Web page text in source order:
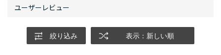
絞り込み 表示：新しい順
濡れた時の保温性はネオプレーンに劣るものの、抜群の
耐久性がありフリクションの感覚も良好です。